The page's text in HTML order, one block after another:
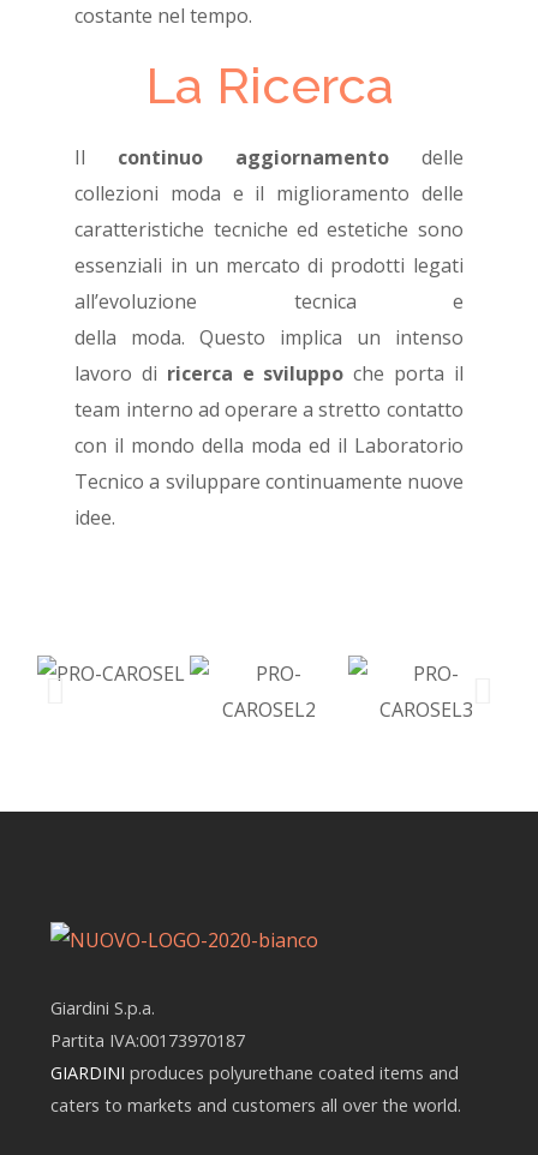
costante nel tempo.
La Ricerca
Il continuo aggiornamentodelle
collezioni moda e il miglioramento delle
caratteristiche tecniche ed estetiche sono
essenziali in un mercato di prodotti legati
all’evoluzione tecnica e
della moda.Questo implica un intenso
lavoro di ricerca e sviluppo che porta il
team interno ad operare a stretto contatto
con il mondodella moda ed il Laboratorio
Tecnico a sviluppare continuamente nuove
idee.
Giardini S.p.a.
Partita IVA:00173970187
GIARDINIproduces polyurethane coated items and
caters to markets and customers all over the world.